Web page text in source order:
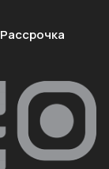
Рассрочка